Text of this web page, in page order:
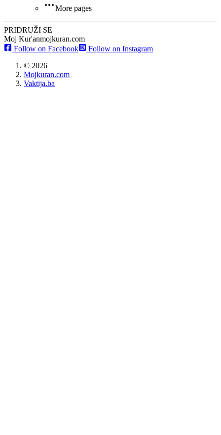
More pages
PRIDRUŽI SE
Moj Kur'anmojkuran.com
Follow on Facebook
Follow on Instagram
© 2026
Mojkuran.com
Vaktija.ba